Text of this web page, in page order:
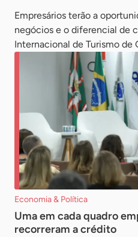
Empresários terão a
negócios e o diferencial de
Internacional de Turismo de
Economia & Política
Uma em cada quadro
recorreram a crédito